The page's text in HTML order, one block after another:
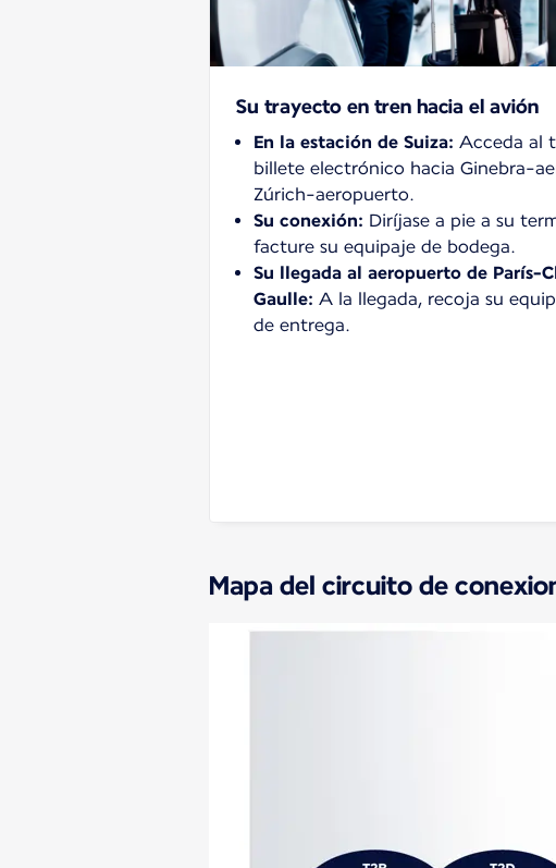
Su trayecto en tren hacia el avión
En la estación de Suiza: Acceda al
billete electrónico hacia Ginebra-
Zúrich-aeropuerto.
Su conexión: Diríjase a pie a su
facture su equipaje de bodega.
Su llegada al aeropuerto de París-
Gaulle: A la llegada, recoja su
de entrega.
Mapa del circuito de